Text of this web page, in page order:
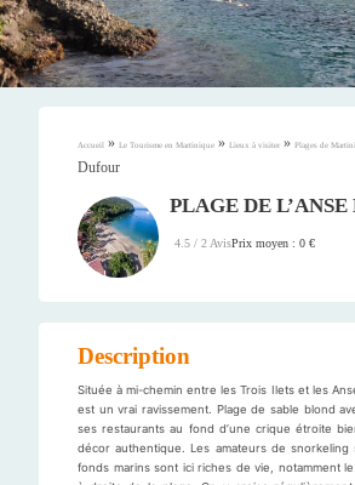
Accueil » Le Tourisme en Martinique » Lieux à visiter » Plages de
Dufour
PLAGE DE L’ANSE
4.5 / 2 AvisPrix moyen : 0 €
Description
Située à mi-chemin entre les Trois Ilets et les
est un vrai ravissement. Plage de sable blond
ses restaurants au fond d’une crique étroite
décor authentique. Les amateurs de snorkeling
fonds marins sont ici riches de vie, notamment